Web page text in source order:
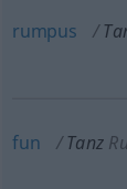
rumpus
fun Tanz